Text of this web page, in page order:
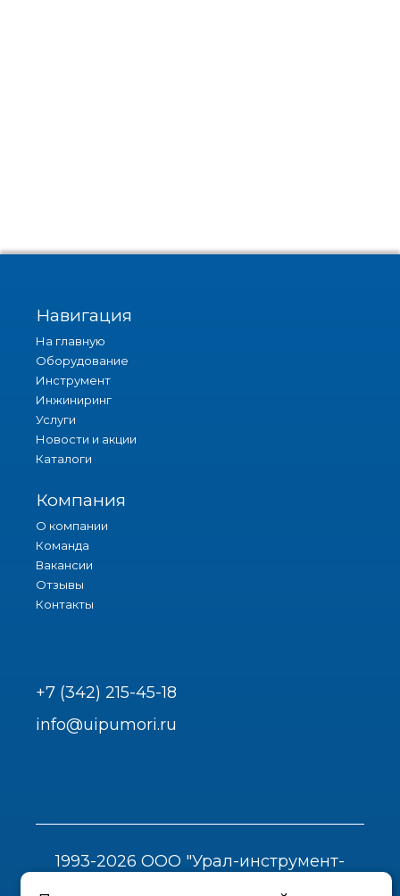
Навигация
На главную
Оборудование
Инструмент
Инжиниринг
Услуги
Новости и акции
Каталоги
Компания
О компании
Команда
Вакансии
Отзывы
Контакты
+7 (342) 215-45-18
info@uipumori.ru
1993-2026 ООО "Урал-инструмент-